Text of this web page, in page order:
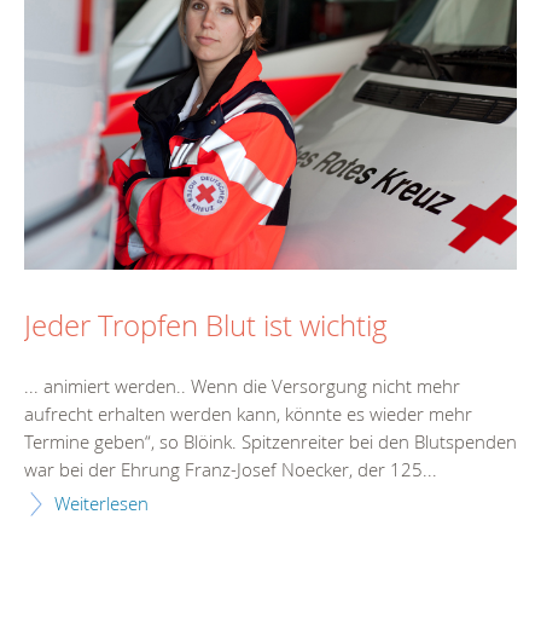
Jeder Tropfen Blut ist wichtig
... animiert werden.. Wenn die Versorgung nicht mehr
aufrecht erhalten werden kann, könnte es wieder mehr
Termine geben“, so Blöink. Spitzenreiter bei den Blutspenden
war bei der Ehrung Franz-Josef Noecker, der 125...
Weiterlesen